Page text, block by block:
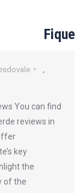
You can find
reviews in
key
the
of the